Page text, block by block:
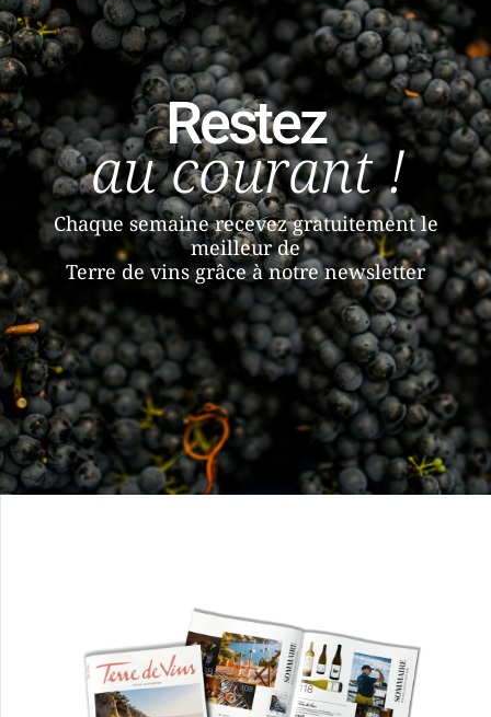
Restez
au courant !
Chaque semaine recevez gratuitement le
meilleur de
Terre de vins grâce à notre newsletter